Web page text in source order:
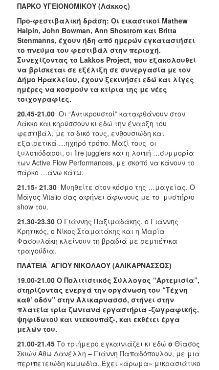
ΠΑΡΚΟ ΥΓΕΙΟΝΟΜΙΚΟΥ (Λάκκος)
Προ-φεστιβαλική δράση: Οι εικαστικοί Μathew
Halpin, John Bowman, Αnn Shostrom και Britta
Stenmanns, έχουν ήδη από ημερών εγκαταστήσει
το πνεύμα του φεστιβάλ στην περιοχή.
Συνεχίζοντας το Lakkos Project, που εξακολουθεί
να βρίσκεται σε εξέλιξη σε συνεργασία με τον
Δήμο Ηρακλείου, έχουν ξεκινήσει εδώ και λίγες
ημέρες να κοσμούν τα κτίρια της με νέες
τοιχογραφίες.
20.45-21.00 Οι “Αντικρουστοί” καταφθάνουν στον
Λάκκο και κηρύσσουν κι εδώ την έναρξη του
φεστιβάλ, με το δικό τους, ενθουσιώδη και
εξαιρετικά …ηχηρό τρόπο. Μαζί τους οι
ξυλοπόδαροι, οι fire jugglers και η λοιπή …συμμορία
των Αctive Flow Performances, με σκοπό να κάνουν το
πάρκο …άνω κάτω.
21.15- 21.30 Μυηθείτε στον κόσμο της …μαγείας. Ο
Μάγος Vitalio σας αφήνει άφωνους με το μυστήριο
show του.
21.30-23.30 Ο Γιάννης Παξιμαδάκης, ο Γιάννης
Κρητικός, ο Νίκος Σταματάκης και η Μαρία
Φασουλάκη κλείνουν τη βραδιά με ρεμπέτικα
τραγούδια.
ΠΛΑΤΕΙΑ ΑΓΙΟΥ ΝΙΚΟΛΑΟΥ (ΑΛΙΚΑΡΝΑΣΣΟΣ)
19.00-21.00 Ο Πολιτιστικός Σύλλογος “Αρτεμισία”,
στηρίζοντας ενεργά την οργάνωση του “Τέχνη
καθ’ οδόν” στην Αλικαρνασσό, στήνει στην
πλατεία τρία ζωντανά εργαστήρια -ζωγραφικής,
ψηφιδωτού και ντεκουπάζ-, και εκθέτει έργα
μελών του.
21.00-21.45 Το τριήμερο εγκαινιάζει κι εδώ ο Θίασος
Σκιών Άθω Δανέλλη – Γιάννη Παπαδόπουλου, με μια
περιπετειώδη κωμωδία. Έχει «άρωμα» μικρασιάτικo